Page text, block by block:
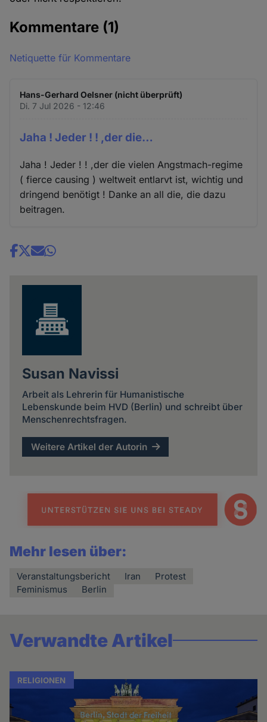
Kommentare (1)
Netiquette für Kommentare
Hans-Gerhard Oelsner (nicht überprüft)
Di. 7 Jul 2026 - 12:46
Jaha ! Jeder ! ! ,der die…
Jaha ! Jeder ! ! ,der die vielen Angstmach-regime
( fierce causing ) weltweit entlarvt ist, wichtig und
dringend benötigt ! Danke an all die, die dazu
beitragen.
Share
Susan Navissi
Arbeit als Lehrerin für Humanistische
Lebenskunde beim HVD (Berlin) und schreibt über
Menschenrechtsfragen.
Weitere Artikel der Autorin
Mehr lesen über:
Veranstaltungsbericht Iran
Protest
Feminismus
Berlin
Verwandte Artikel
RELIGIONEN